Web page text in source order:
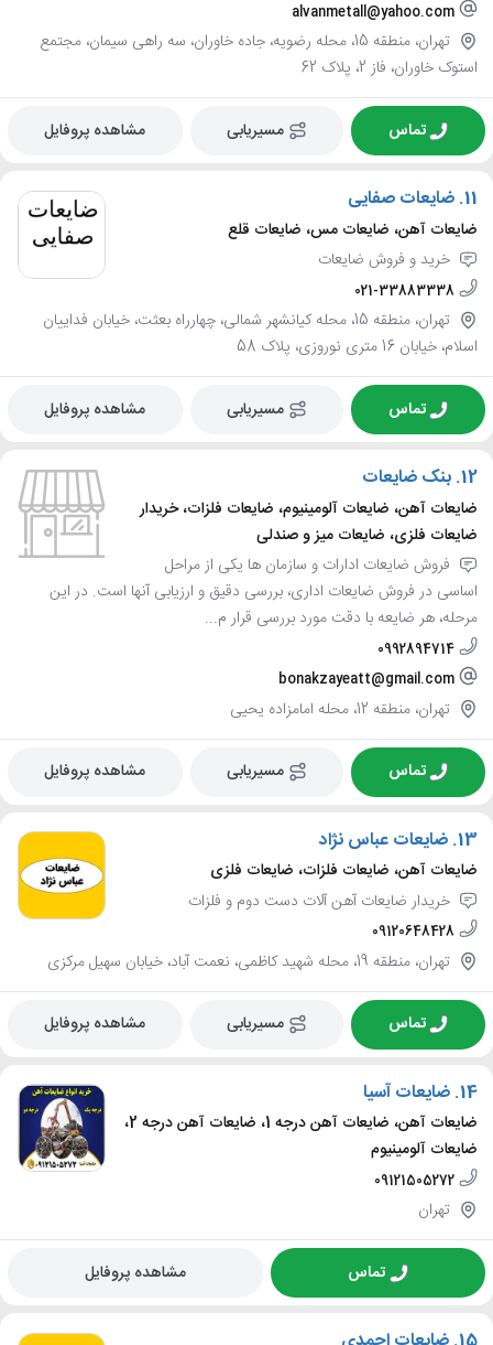
alvanmetall@yahoo.com
تهران، منطقه 15، محله رضویه، جاده خاوران، سه راهی سیمان، مجتمع
استوک خاوران، فاز 2، پلاک 62
تماس مسیریابی مشاهده پروفایل
11. ضایعات صفایی
ضایعات آهن، ضایعات مس، ضایعات قلع
خرید و فروش ضایعات
021-33883338
تهران، منطقه 15، محله کیانشهر شمالی، چهارراه بعثت، خیابان فداییان
اسلام، خیابان 16 متری نوروزی، پلاک 58
تماس مسیریابی مشاهده پروفایل
12. بنک ضایعات
ضایعات آهن، ضایعات آلومینیوم، ضایعات فلزات، خریدار
ضایعات فلزی، ضایعات میز و صندلی
فروش ضایعات ادارات و سازمان ها یکی از مراحل
اساسی در فروش ضایعات اداری، بررسی دقیق و ارزیابی آنها است. در این
مرحله، هر ضایعه با دقت مورد بررسی قرار م...
0992894714
bonakzayeatt@gmail.com
تهران، منطقه 12، محله امامزاده یحیی
تماس مسیریابی مشاهده پروفایل
13. ضایعات عباس نژاد
ضایعات آهن، ضایعات فلزات، ضایعات فلزی
خریدار ضایعات آهن آلات دست دوم و فلزات
09120648428
تهران، منطقه 19، محله شهید کاظمی، نعمت آباد، خیابان سهیل مرکزی
تماس مسیریابی مشاهده پروفایل
14. ضایعات آسیا
ضایعات آهن، ضایعات آهن درجه 1، ضایعات آهن درجه 2،
ضایعات آلومینیوم
09121505272
تهران
تماس مشاهده پروفایل